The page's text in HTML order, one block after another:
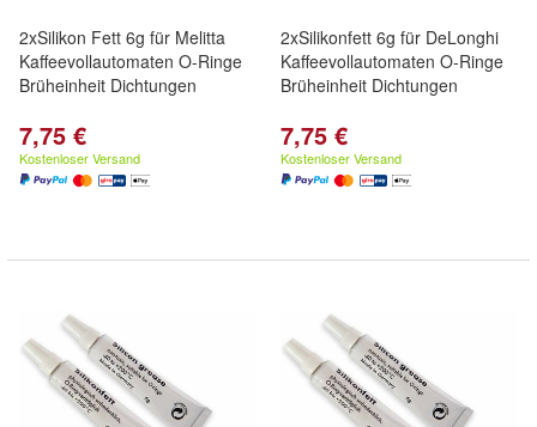
2xSilikon Fett 6g für Melitta
Kaffeevollautomaten O-Ringe
Brüheinheit Dichtungen
7,75 €
Kostenloser Versand
2xSilikonfett 6g für DeLonghi
Kaffeevollautomaten O-Ringe
Brüheinheit Dichtungen
7,75 €
Kostenloser Versand